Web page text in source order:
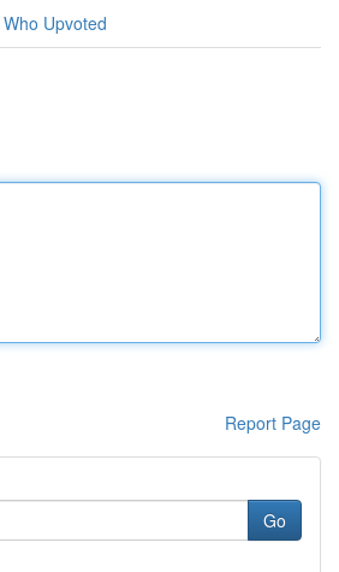
Who Upvoted
Report Page
Go